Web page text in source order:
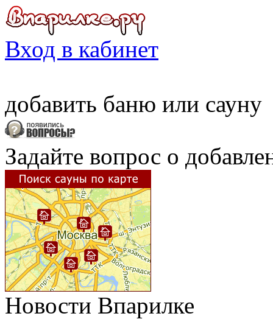
Вход в кабинет
добавить баню или сауну
Задайте вопрос о
Новости Впарилке